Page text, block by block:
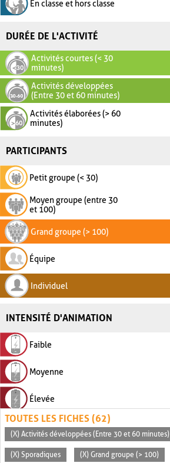
En classe et hors classe
DURÉE DE L'ACTIVITÉ
Activités courtes (< 30
minutes)
Activités développées
(Entre 30 et 60 minutes)
Activités élaborées (> 60
minutes)
PARTICIPANTS
Petit groupe (< 30)
Moyen groupe (entre 30
et 100)
Grand groupe (> 100)
Équipe
Individuel
INTENSITÉ D'ANIMATION
Faible
Moyenne
Élevée
TOUTES LES FICHES (62)
(X) Activités développées (Entre 30 et 60 minutes)
(X) Sporadiques (X) Grand groupe (> 100)